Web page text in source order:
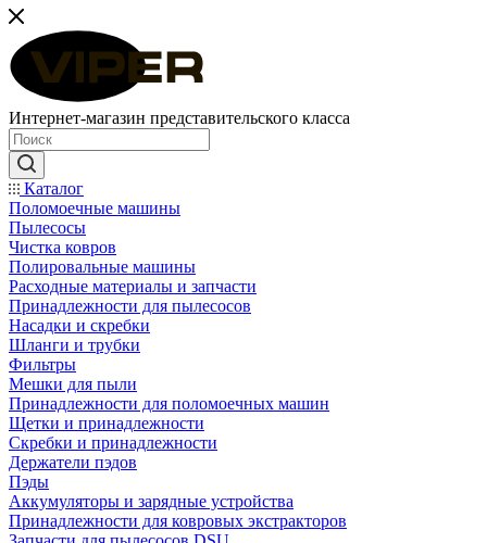
Интернет-магазин представительского класса
Каталог
Поломоечные машины
Пылесосы
Чистка ковров
Полировальные машины
Расходные материалы и запчасти
Принадлежности для пылесосов
Насадки и скребки
Шланги и трубки
Фильтры
Мешки для пыли
Принадлежности для поломоечных машин
Щетки и принадлежности
Скребки и принадлежности
Держатели пэдов
Пэды
Аккумуляторы и зарядные устройства
Принадлежности для ковровых экстракторов